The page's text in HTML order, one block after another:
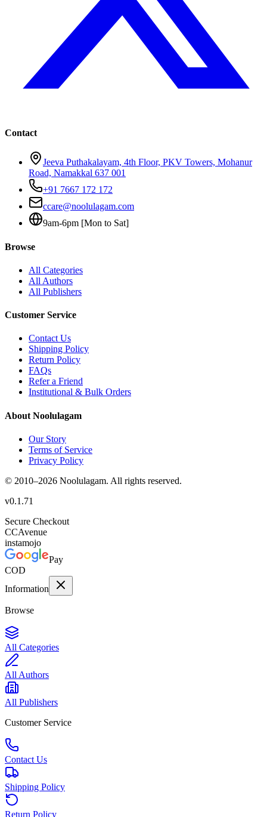
Contact
Jeeva Puthakalayam, 4th Floor, PKV Towers, Mohanur
Road, Namakkal 637 001
+91 7667 172 172
ccare@noolulagam.com
9am-6pm [Mon to Sat]
Browse
All Categories
All Authors
All Publishers
Customer Service
Contact Us
Shipping Policy
Return Policy
FAQs
Refer a Friend
Institutional & Bulk Orders
About Noolulagam
Our Story
Terms of Service
Privacy Policy
© 2010–2026 Noolulagam. All rights reserved.
v0.1.71
Secure Checkout
CCAvenue
instamojo
Pay
COD
Information
Browse
All Categories
All Authors
All Publishers
Customer Service
Contact Us
Shipping Policy
Return Policy